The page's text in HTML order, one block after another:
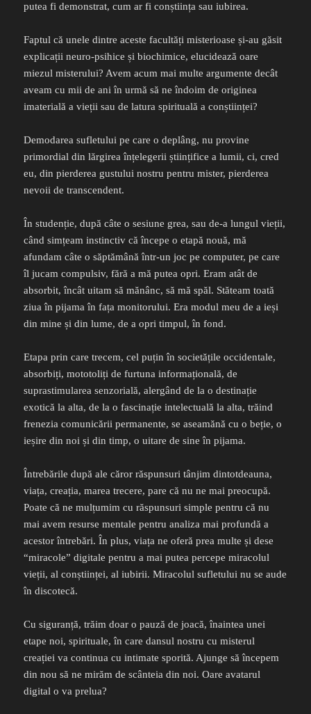
putea fi demonstrat, cum ar fi conștiința sau iubirea.
Faptul că unele dintre aceste facultăți misterioase și-au găsit
explicații neuro-psihice și biochimice, elucidează oare
miezul misterului? Avem acum mai multe argumente decât
aveam cu mii de ani în urmă să ne îndoim de originea
imaterială a vieții sau de latura spirituală a conștiinței?
Demodarea sufletului pe care o deplâng, nu provine
primordial din lărgirea înțelegerii științifice a lumii, ci, cred
eu, din pierderea gustului nostru pentru mister, pierderea
nevoii de transcendent.
În studenție, după câte o sesiune grea, sau de-a lungul vieții,
când simțeam instinctiv că începe o etapă nouă, mă
afundam câte o săptămână într-un joc pe computer, pe care
îl jucam compulsiv, fără a mă putea opri. Eram atât de
absorbit, încât uitam să mănânc, să mă spăl. Stăteam toată
ziua în pijama în fața monitorului. Era modul meu de a ieși
din mine și din lume, de a opri timpul, în fond.
Etapa prin care trecem, cel puțin în societățile occidentale,
absorbiți, mototoliți de furtuna informațională, de
suprastimularea senzorială, alergând de la o destinație
exotică la alta, de la o fascinație intelectuală la alta, trăind
frenezia comunicării permanente, se aseamănă cu o beție, o
ieșire din noi și din timp, o uitare de sine în pijama.
Întrebările după ale căror răspunsuri tânjim dintotdeauna,
viața, creația, marea trecere, pare că nu ne mai preocupă.
Poate că ne mulțumim cu răspunsuri simple pentru că nu
mai avem resurse mentale pentru analiza mai profundă a
acestor întrebări. În plus, viața ne oferă prea multe și dese
“miracole” digitale pentru a mai putea percepe miracolul
vieții, al conștiinței, al iubirii. Miracolul sufletului nu se aude
în discotecă.
Cu siguranță, trăim doar o pauză de joacă, înaintea unei
etape noi, spirituale, în care dansul nostru cu misterul
creației va continua cu intimate sporită. Ajunge să începem
din nou să ne mirăm de scânteia din noi. Oare avatarul
digital o va prelua?